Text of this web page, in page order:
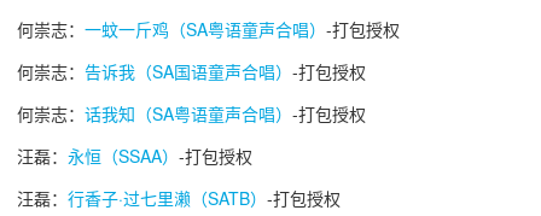
何崇志：一蚊一斤鸡（SA粤语童声合唱）-打包授权
何崇志：告诉我（SA国语童声合唱）-打包授权
何崇志：话我知（SA粤语童声合唱）-打包授权
汪磊：永恒（SSAA）-打包授权
汪磊：行香子·过七里濑（SATB）-打包授权